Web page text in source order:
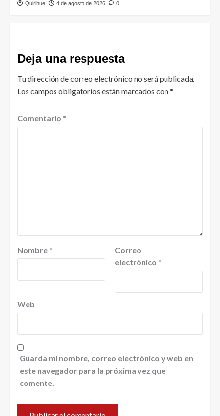
Quirihue 4 de agosto de 2026 0
Deja una respuesta
Tu dirección de correo electrónico no será publicada.
Los campos obligatorios están marcados con*
Comentario *
Nombre *
Correo
electrónico *
Web
Guarda mi nombre, correo electrónico y web en
este navegador para la próxima vez que
comente.